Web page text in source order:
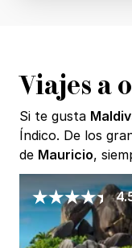
Viajes a
Si te gusta
Índico. De los
de Mauricio,